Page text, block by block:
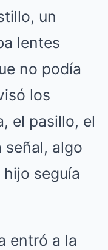
un
lentes
no podía
los
el pasillo, el
algo
seguía
entró a la